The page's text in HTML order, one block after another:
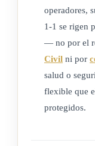
corresponda, de
a) Comisión
b) Caja
c) Cuerpo de
d) Ministerio de
e) Dirección
operadores,
1-1 se rigen
— no por el
Civil ni por
salud o
flexible que
protegidos.